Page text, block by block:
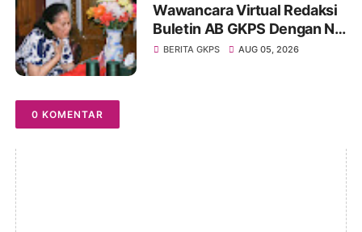
Wawancara Virtual Redaksi
Buletin AB GKPS Dengan Ny
St RK Purba Pakpak Boru
BERITA GKPS AUG 05, 2026
0 KOMENTAR